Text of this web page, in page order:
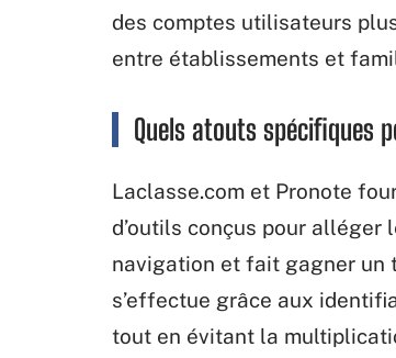
des comptes utilisateurs
entre établissements et
Quels atouts spécifiques
Laclasse.com et Pronote
d’outils conçus pour alléger
navigation et fait gagner un
s’effectue grâce aux
tout en évitant la